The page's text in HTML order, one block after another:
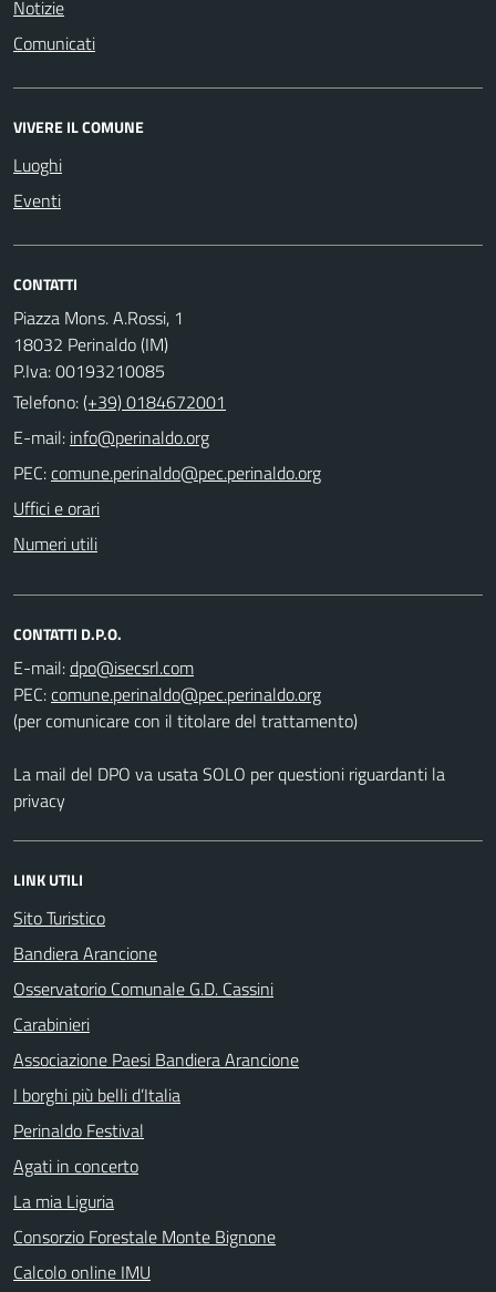
Notizie
Comunicati
VIVERE IL COMUNE
Luoghi
Eventi
CONTATTI
Piazza Mons. A.Rossi, 1
18032 Perinaldo (IM)
P.Iva: 00193210085
Telefono:(+39) 0184672001
E-mail:
PEC:
Uffici e orari
Numeri utili
CONTATTI D.P.O.
E-mail:
PEC:
(per comunicare con il titolare del trattamento)
La mail del DPO va usata SOLO per questioni riguardanti la
privacy
LINK UTILI
Sito Turistico
Bandiera Arancione
Osservatorio Comunale G.D. Cassini
Carabinieri
Associazione Paesi Bandiera Arancione
I borghi più belli d’Italia
Perinaldo Festival
Agati in concerto
La mia Liguria
Consorzio Forestale Monte Bignone
Calcolo online IMU